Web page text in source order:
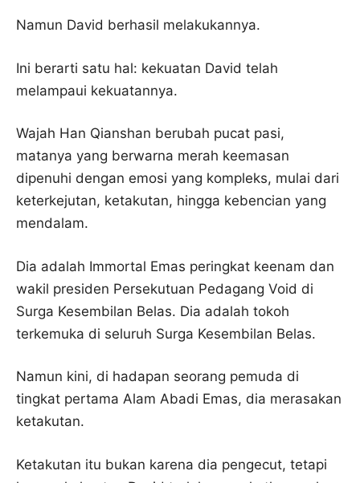
Namun David berhasil melakukannya.
Ini berarti satu hal: kekuatan David telah
melampaui kekuatannya.
Wajah Han Qianshan berubah pucat pasi,
matanya yang berwarna merah keemasan
dipenuhi dengan emosi yang kompleks, mulai dari
keterkejutan, ketakutan, hingga kebencian yang
mendalam.
Dia adalah Immortal Emas peringkat keenam dan
wakil presiden Persekutuan Pedagang Void di
Surga Kesembilan Belas. Dia adalah tokoh
terkemuka di seluruh Surga Kesembilan Belas.
Namun kini, di hadapan seorang pemuda di
tingkat pertama Alam Abadi Emas, dia merasakan
ketakutan.
Ketakutan itu bukan karena dia pengecut, tetapi